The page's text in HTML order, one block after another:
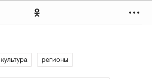
культура регионы